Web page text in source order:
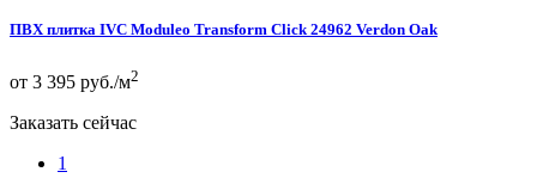
ПВХ плитка IVC Moduleo Transform Click 24962 Verdon Oak
от 3 395 руб./м2
Заказать сейчас
1